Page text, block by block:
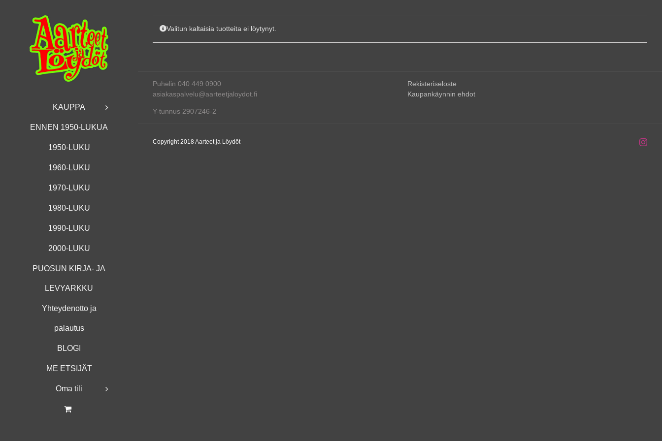
KAUPPA
ENNEN 1950-LUKUA
1950-LUKU
1960-LUKU
1970-LUKU
1980-LUKU
1990-LUKU
2000-LUKU
PUOSUN KIRJA- JA
LEVYARKKU
Yhteydenotto ja
palautus
BLOGI
ME ETSIJÄT
Oma tili
Valitun kaltaisia tuotteita ei löytynyt.
Puhelin 040 449 0900
asiakaspalvelu@aarteetjaloydot.fi
Y-tunnus 2907246-2
Rekisteriseloste
Kaupankäynnin ehdot
Copyright 2018 Aarteet ja Löydöt